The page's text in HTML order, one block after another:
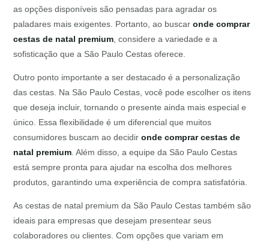
as opções disponíveis são pensadas para agradar os
paladares mais exigentes. Portanto, ao buscaronde comprar
cestas de natal premium , considere a variedade e a
sofisticação que a São Paulo Cestas oferece.
Outro ponto importante a ser destacado é a personalização
das cestas. Na São Paulo Cestas, você pode escolher os itens
que deseja incluir, tornando o presente ainda mais especial e
único. Essa flexibilidade é um diferencial que muitos
consumidores buscam ao decidironde comprar cestas de
natal premium . Além disso, a equipe da São Paulo Cestas
está sempre pronta para ajudar na escolha dos melhores
produtos, garantindo uma experiência de compra satisfatória.
As cestas de natal premium da São Paulo Cestas também são
ideais para empresas que desejam presentear seus
colaboradores ou clientes. Com opções que variam em